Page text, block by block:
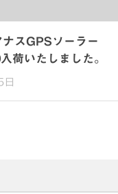
ナスGPSソーラー
荷いたしました。